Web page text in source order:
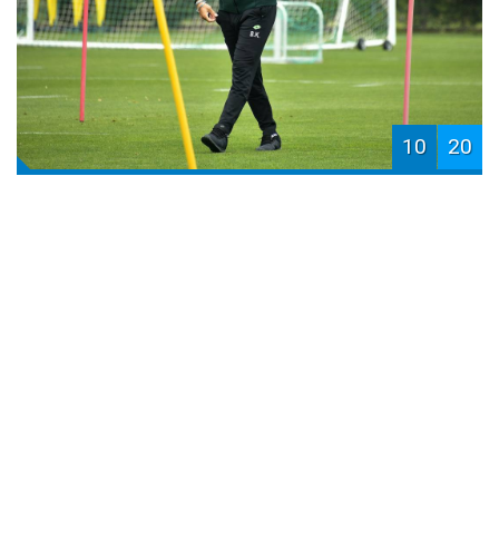
10 20